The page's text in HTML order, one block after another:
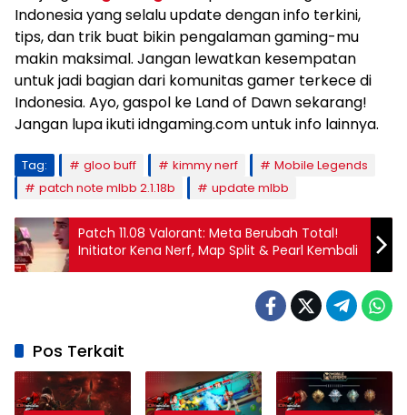
Indonesia yang selalu update dengan info terkini,
tips, dan trik buat bikin pengalaman gaming-mu
makin maksimal. Jangan lewatkan kesempatan
untuk jadi bagian dari komunitas gamer terkece di
Indonesia. Ayo, gaspol ke Land of Dawn sekarang!
Jangan lupa ikuti idngaming.com untuk info lainnya.
Tag: gloo buff kimmy nerf
Mobile Legends
patch note mlbb 2.1.18b
update mlbb
Patch 11.08 Valorant: Meta Berubah Total!
Initiator Kena Nerf, Map Split & Pearl Kembali
Pos Terkait